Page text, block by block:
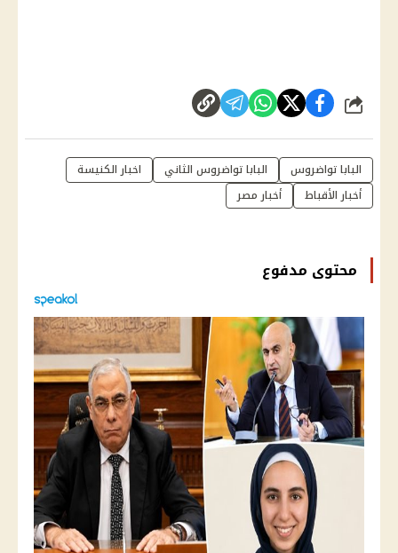
شارك
البابا تواضروس البابا تواضروس الثاني
اخبار الكنيسة
أخبار الأقباط
أخبار مصر
محتوى مدفوع